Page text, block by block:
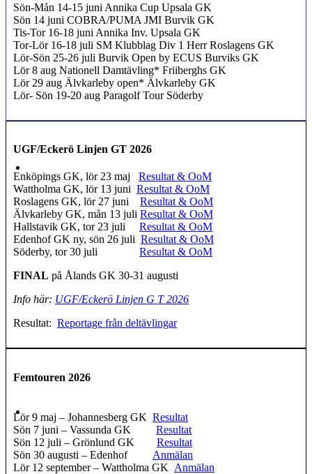
Sön-Mån 14-15 juni Annika Cup Upsala GK
Sön 14 juni COBRA/PUMA JMI Burvik GK
Tis-Tor 16-18 juni Annika Inv. Upsala GK
Tor-Lör 16-18 juli SM Klubblag Div 1 Herr Roslagens GK
Lör-Sön 25-26 juli Burvik Open by ECUS Burviks GK
Lör 8 aug Nationell Damtävling* Friiberghs GK
Lör 29 aug Älvkarleby open* Älvkarleby GK
Lör- Sön 19-20 aug Paragolf Tour Söderby
UGF/Eckerö Linjen GT 2026
Enköpings GK, lör 23 maj Resultat & OoM
Wattholma GK, lör 13 juni Resultat & OoM
Roslagens GK, lör 27 juni Resultat & OoM
Älvkarleby GK, mån 13 juli Resultat & OoM
Hallstavik GK, tor 23 juli Resultat & OoM
Edenhof GK ny, sön 26 juli Resultat & OoM
Söderby, tor 30 juli Resultat & OoM
FINAL på Ålands GK 30-31 augusti
Info här: UGF/Eckerö Linjen G T 2026
Resultat: Reportage från deltävlingar
Femtouren 2026
Lör 9 maj – Johannesberg GK Resultat
Sön 7 juni – Vassunda GK Resultat
Sön 12 juli – Grönlund GK Resultat
Sön 30 augusti – Edenhof Anmälan
Lör 12 september – Wattholma GK Anmälan